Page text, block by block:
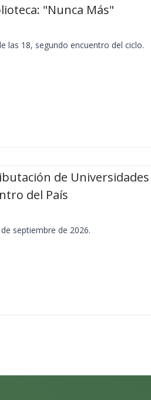
"Nunca Más"
las 18, segundo encuentro del ciclo.
de Universidades
del País
septiembre de 2026.